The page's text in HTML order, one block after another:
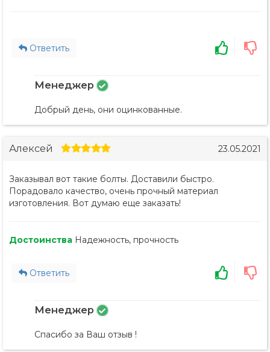
Ответить
Менеджер
Добрый день, они оцинкованные.
Алексей 23.05.2021
Заказывал вот такие болты. Доставили быстро.
Порадовало качество, очень прочный материал
изготовления. Вот думаю еще заказать!
Достоинства Надежность, прочность
Ответить
Менеджер
Спасибо за Ваш отзыв !